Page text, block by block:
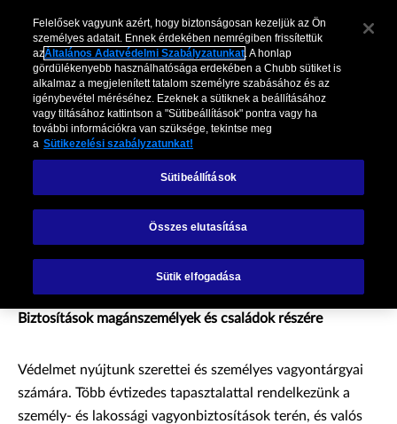
Chubb Biztosító
LAKOSSÁGI BIZTOSÍTÁSOK
Biztosítások magánszemélyek és családok részére
Védelmet nyújtunk szerettei és személyes vagyontárgyai
számára. Több évtizedes tapasztalattal rendelkezünk a
személy- és lakossági vagyonbiztosítások terén, és valós
Felelősek vagyunk azért, hogy biztonságosan kezeljük az Ön
személyes adatait. Ennek érdekében nemrégiben frissítettük
azÁltalános Adatvédelmi Szabályzatunkat. A honlap
gördülékenyebb használhatósága erdekében a Chubb sütiket is
alkalmaz a megjelenített tatalom személyre szabásához és az
igénybevétel méréséhez. Ezeknek a sütiknek a beállításához
vagy tiltásához kattintson a "Sütibeállítások" pontra vagy ha
további információkra van szüksége, tekintse meg
a Sütikezelési szabályzatunkat!
Sütibeállítások
Összes elutasítása
Sütik elfogadása